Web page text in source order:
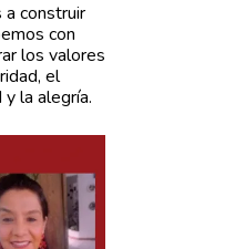
a construir
con
los valores
el
la alegría.